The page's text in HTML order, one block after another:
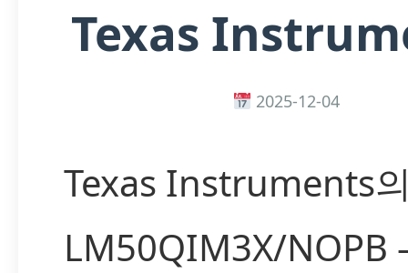
Texas
2025-12-04
Texas Instruments
LM50QIM3X/